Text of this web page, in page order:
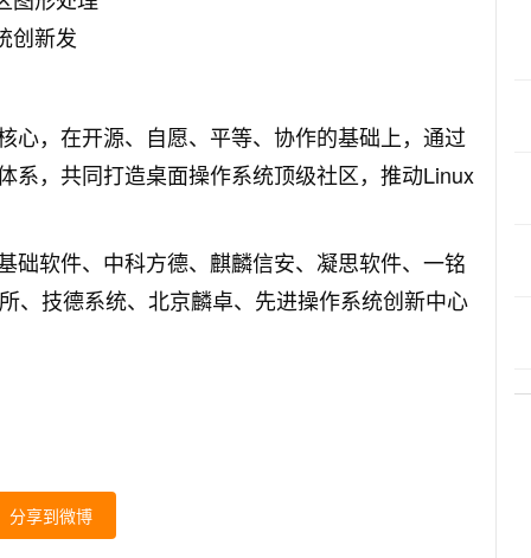
心，在开源、自愿、平等、协作的基础上，通过
系，共同打造桌面操作系统顶级社区，推动Linux
础软件、中科方德、麒麟信安、凝思软件、一铭
、技德系统、北京麟卓、先进操作系统创新中心
分享到微博